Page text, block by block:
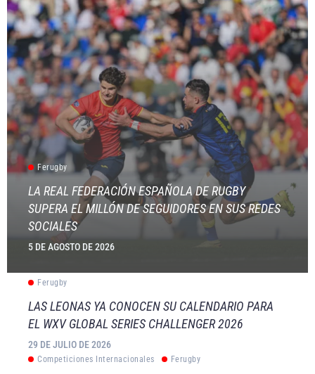
Ferugby
LA REAL FEDERACIÓN ESPAÑOLA DE RUGBY
SUPERA EL MILLÓN DE SEGUIDORES EN SUS REDES
SOCIALES
5 DE AGOSTO DE 2026
Ferugby
LAS LEONAS YA CONOCEN SU CALENDARIO PARA
EL WXV GLOBAL SERIES CHALLENGER 2026
29 DE JULIO DE 2026
Competiciones Internacionales Ferugby